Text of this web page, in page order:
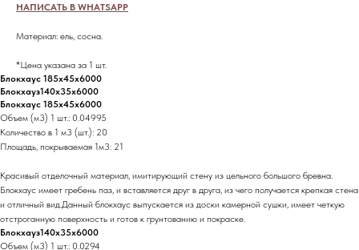
НАПИСАТЬ В WHATSAPP
Материал: ель, сосна.
*Цена указана за 1 шт.
Блокхаус 185x45x6000
Блокхауз140x35x6000
Блокхаус 185x45x6000
Объем (м3) 1 шт.: 0.04995
Количество в 1 м3 (шт.): 20
Площадь, покрываемая 1м3: 21
Красивый отделочный материал, имитирующий стену из цельного большого бревна.
Блокхаус имеет гребень паз, и вставляется друг в друга, из чего получается крепкая стена
и отличный вид.Данный блокхаус выпускается из доски камерной сушки, имеет четкую
отстроганную поверхность и готов к грунтованию и покраске.
Блокхауз140x35x6000
Объем (м3) 1 шт.: 0.0294